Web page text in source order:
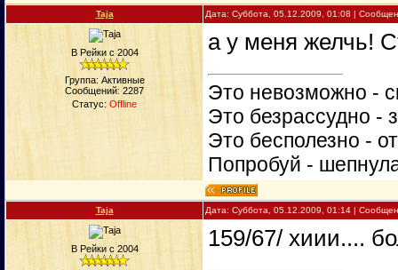
Taja Дата: Суббота, 05.12.2009, 01:08 |
В Рейки с 2004
Группа: Активные
Сообщений: 2287
Статус: Offline
а у меня желчь!
Это невозможно -
Это безрассудно -
Это бесполезно -
Попробуй -
Taja Дата: Суббота, 05.12.2009, 01:14 |
В Рейки с 2004 159/67/ хиии....